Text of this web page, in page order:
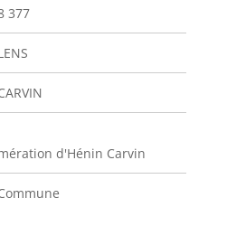
377
d'Hénin Carvin